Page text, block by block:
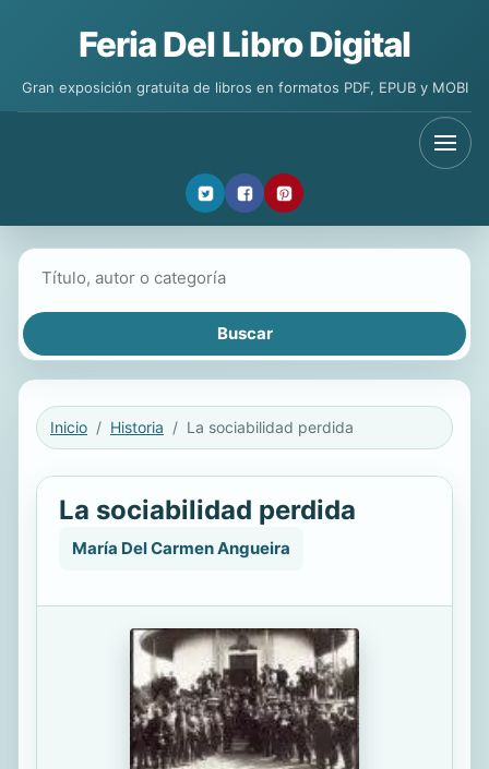
Feria Del Libro Digital
Gran exposición gratuita de libros en formatos PDF, EPUB y MOBI
Inicio Historia La sociabilidad perdida
La sociabilidad perdida
María Del Carmen Angueira